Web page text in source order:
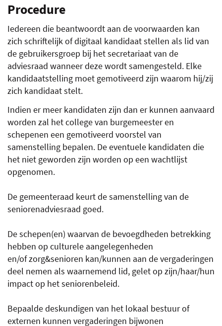
Procedure
Iedereen die beantwoordt aan de voorwaarden kan
zich schriftelijk of digitaal kandidaat stellen als lid van
de gebruikersgroep bij het secretariaat van de
adviesraad wanneer deze wordt samengesteld. Elke
kandidaatstelling moet gemotiveerd zijn waarom hij/zij
zich kandidaat stelt.
Indien er meer kandidaten zijn dan er kunnen aanvaard
worden zal het college van burgemeester en
schepenen een gemotiveerd voorstel van
samenstelling bepalen. De eventuele kandidaten die
het niet geworden zijn worden op een wachtlijst
opgenomen.
De gemeenteraad keurt de samenstelling van de
seniorenadviesraad goed.
De schepen(en) waarvan de bevoegdheden betrekking
hebben op culturele aangelegenheden
en/of zorg&senioren kan/kunnen aan de vergaderingen
deel nemen als waarnemend lid, gelet op zijn/haar/hun
impact op het seniorenbeleid.
Bepaalde deskundigen van het lokaal bestuur of
externen kunnen vergaderingen bijwonen